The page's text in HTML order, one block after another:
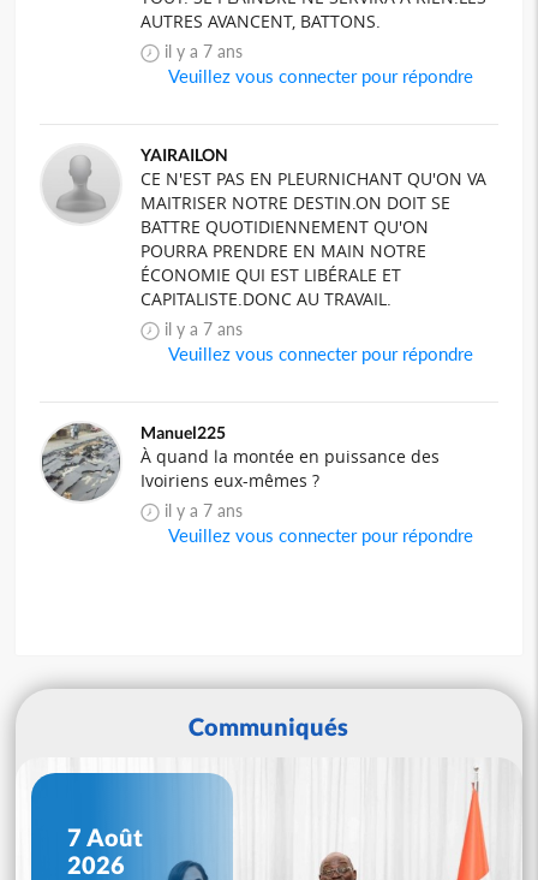
AUTRES AVANCENT, BATTONS.
il y a 7 ans
Veuillez vous connecter pour répondre
YAIRAILON
CE N'EST PAS EN PLEURNICHANT QU'ON VA
MAITRISER NOTRE DESTIN.ON DOIT SE
BATTRE QUOTIDIENNEMENT QU'ON
POURRA PRENDRE EN MAIN NOTRE
ÉCONOMIE QUI EST LIBÉRALE ET
CAPITALISTE.DONC AU TRAVAIL.
il y a 7 ans
Veuillez vous connecter pour répondre
Manuel225
À quand la montée en puissance des
Ivoiriens eux-mêmes ?
il y a 7 ans
Veuillez vous connecter pour répondre
Communiqués
7 Août
2026